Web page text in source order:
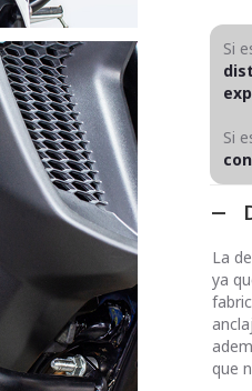
Si
Si
La
ya
que